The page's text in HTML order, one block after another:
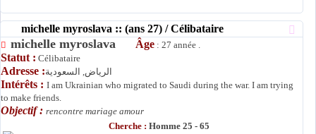
michelle myroslava :: (ans 27) / Célibataire
michelle myroslava Âge : 27 année .
Statut : Célibataire
Adresse :الرياض, السعودية
Intérêts : I am Ukrainian who migrated to Saudi during the war. I am trying
to make friends.
Objectif : rencontre mariage amour
Cherche : Homme 25 - 65